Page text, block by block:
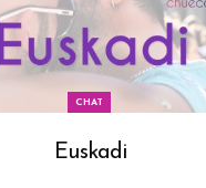
CHAT
Euskadi